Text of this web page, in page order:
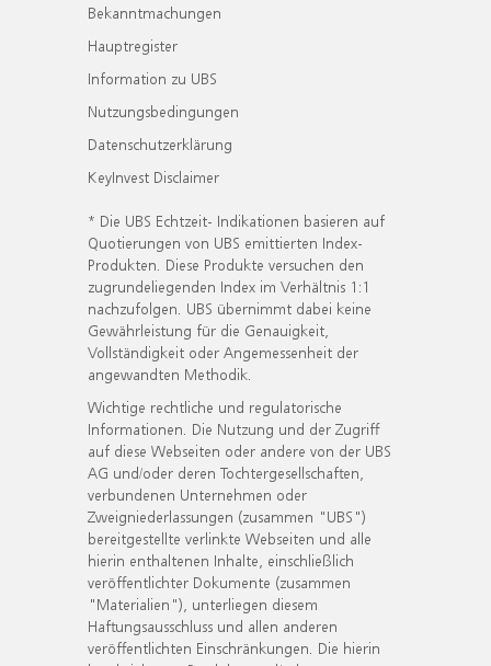
Bekanntmachungen
Hauptregister
Information zu UBS
Nutzungsbedingungen
Datenschutzerklärung
KeyInvest Disclaimer
* Die UBS Echtzeit- Indikationen basieren auf
Quotierungen von UBS emittierten Index-
Produkten. Diese Produkte versuchen den
zugrundeliegenden Index im Verhältnis 1:1
nachzufolgen. UBS übernimmt dabei keine
Gewährleistung für die Genauigkeit,
Vollständigkeit oder Angemessenheit der
angewandten Methodik.
Wichtige rechtliche und regulatorische
Informationen. Die Nutzung und der Zugriff
auf diese Webseiten oder andere von der UBS
AG und/oder deren Tochtergesellschaften,
verbundenen Unternehmen oder
Zweigniederlassungen (zusammen "UBS")
bereitgestellte verlinkte Webseiten und alle
hierin enthaltenen Inhalte, einschließlich
veröffentlichter Dokumente (zusammen
"Materialien"), unterliegen diesem
Haftungsausschluss und allen anderen
veröffentlichten Einschränkungen. Die hierin